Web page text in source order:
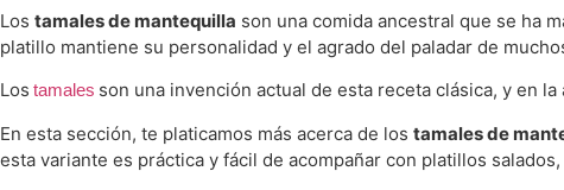
Los tamales de mantequilla son una comida ancestral que se ha
platillo mantiene su personalidad y el agrado del paladar de
Los tamales son una invención actual de esta receta clásica, y en
En esta sección, te platicamos más acerca de los tamales de
esta variante es práctica y fácil de acompañar con platillos